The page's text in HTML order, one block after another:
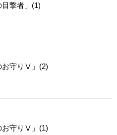
撃者」(1)
お守りⅤ」(2)
お守りⅤ」(1)